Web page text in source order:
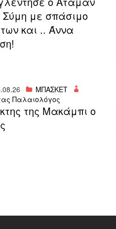
Σύμη με σπάσιμο
και .. Άννα
ΜΠΑΣΚΕΤ
Παλαιολόγος
της Μακάμπι ο